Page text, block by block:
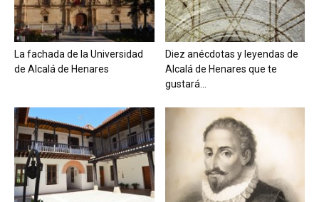
La fachada de la Universidad
de Alcalá de Henares
Diez anécdotas y leyendas de
Alcalá de Henares que te
gustará...